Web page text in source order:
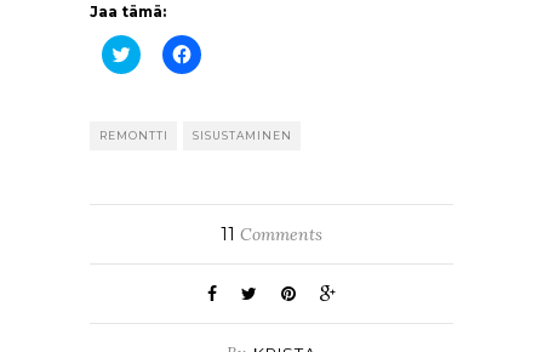
Jaa tämä:
Jaa
Twitterissä(Avautuu
Jaa
Facebookissa(Avautuu
REMONTTI SISUSTAMINEN
11 Comments